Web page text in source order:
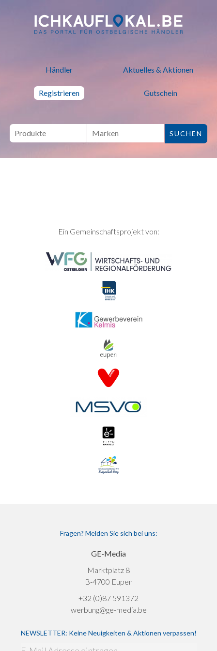
ich kauf lokal - Bei lokalen
Händler Aktuelles & Aktionen
Registrieren Gutschein
SEITENFUSSEin Gemeinschaftsprojekt von:
Fragen? Melden Sie sich bei uns:
GE-Media
Marktplatz 8
B-4700 Eupen
+32 (0)87 591372
werbung@ge-media.be
NEWSLETTER: Keine Neuigkeiten & Aktionen verpassen!